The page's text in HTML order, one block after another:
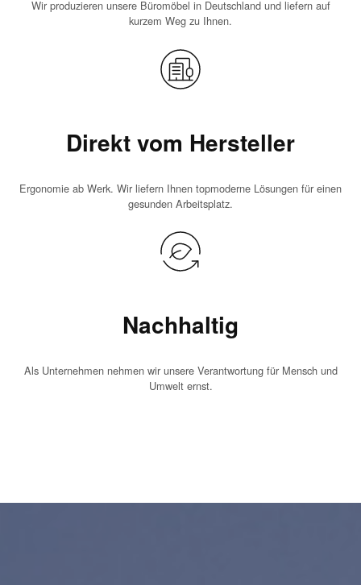
Wir produzieren unsere Büromöbel in Deutschland und liefern auf
kurzem Weg zu Ihnen.
Direkt vom Hersteller
Ergonomie ab Werk. Wir liefern Ihnen topmoderne Lösungen für einen
gesunden Arbeitsplatz.
Nachhaltig
Als Unternehmen nehmen wir unsere Verantwortung für Mensch und
Umwelt ernst.